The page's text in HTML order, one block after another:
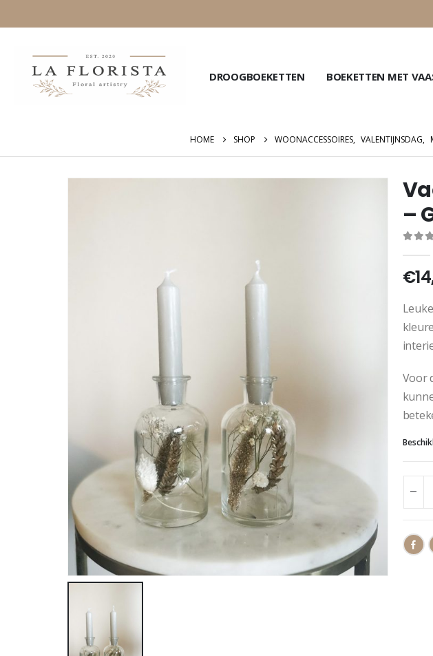
DROOGBOEKETTEN BOEKETTEN MET
HOME SHOP WOONACCESSOIRES, VALENTIJNSDAG,
–
€
Voor